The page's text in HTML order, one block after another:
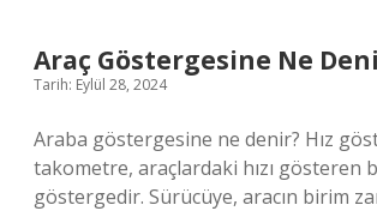
Araç Göstergesine Ne
Tarih: Eylül 28, 2024
Araba göstergesine ne denir? Hız
takometre, araçlardaki hızı gösteren
göstergedir. Sürücüye, aracın birim